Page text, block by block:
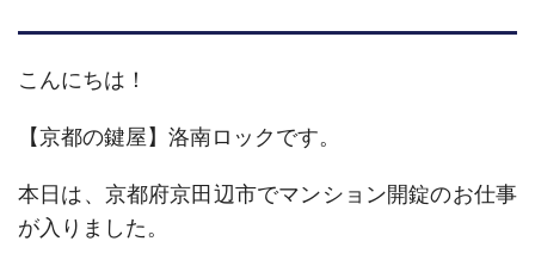
こんにちは！
【京都の鍵屋】洛南ロックです。
本日は、京都府京田辺市でマンション開錠のお仕事
が入りました。